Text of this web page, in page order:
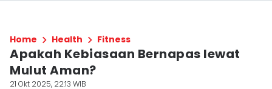
Home Health Fitness
Apakah Kebiasaan Bernapas lewat
Mulut Aman?
21 Okt 2025, 22:13 WIB